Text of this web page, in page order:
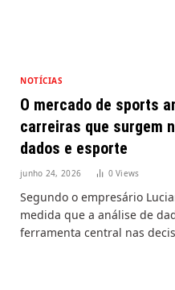
NOTÍCIAS
O mercado de sports
carreiras que surgem
dados e esporte
junho 24, 2026 0Views
Segundo o empresário
medida que a análise de
ferramenta central nas